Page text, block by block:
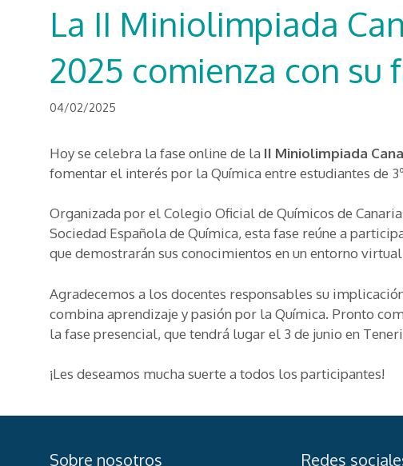
La II Miniolimpiada
2025 comienza con su
04/02/2025
Hoy se celebra la fase online de la II Miniolimpiada
fomentar el interés por la Química entre estudiantes de
Organizada por el Colegio Oficial de Químicos de
Sociedad Española de Química, esta fase reúne a
que demostrarán sus conocimientos en un entorno
Agradecemos a los docentes responsables su
combina aprendizaje y pasión por la Química. Pronto
la fase presencial, que tendrá lugar el 3 de junio en
¡Les deseamos mucha suerte a todos los participantes!
Sobre nosotros Redes